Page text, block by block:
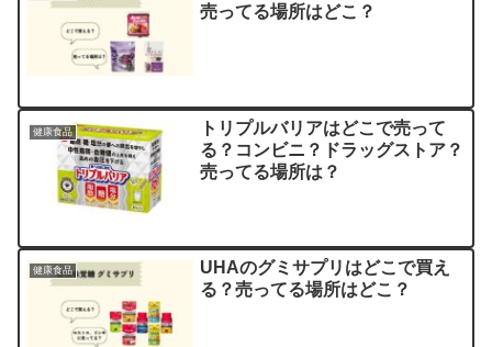
売ってる場所はどこ？
健康食品
トリプルバリアはどこで売って
る？コンビニ？ドラッグストア？
売ってる場所は？
健康食品
UHAのグミサプリはどこで買え
る？売ってる場所はどこ？